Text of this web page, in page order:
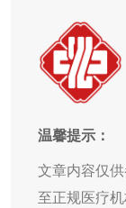
温馨提示：
文章内容仅
至正规医疗